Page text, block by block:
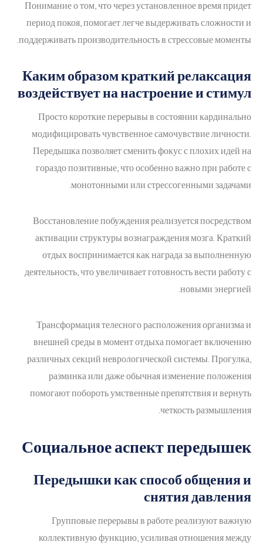
Понимание о том, что через установленное время придет
период покоя, помогает легче выдерживать сложности и
поддерживать производительность в стрессовые моменты.
Каким образом краткий релаксация
воздействует на настроение и стимул
Просто короткие перерывы в состоянии кардинально
модифицировать чувственное самочувствие личности.
Передышка позволяет сменить фокус с плохих идей на
гораздо позитивные, что особенно важно при работе с
монотонными или стрессогенными задачами.
Восстановление побуждения реализуется посредством
активации структуры вознаграждения мозга. Краткий
отдых воспринимается как награда за выполненную
деятельность, что увеличивает готовность вести работу с
новыми энергией.
Трансформация телесного расположения организма и
внешней среды в момент отдыха помогает включению
различных секций неврологической системы. Прогулка,
разминка или даже обычная изменение положения
помогают побороть умственные препятствия и вернуть
четкость размышления.
Социальное аспект передышек
Передышки как способ общения и
снятия давления
Групповые перерывы в работе реализуют важную
коллективную функцию, усиливая отношения между